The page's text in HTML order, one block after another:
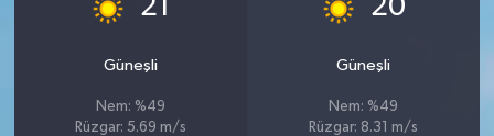
21
Güneşli
Nem: %49
Rüzgar: 5.69 m/s
20
Güneşli
Nem: %49
Rüzgar: 8.31 m/s